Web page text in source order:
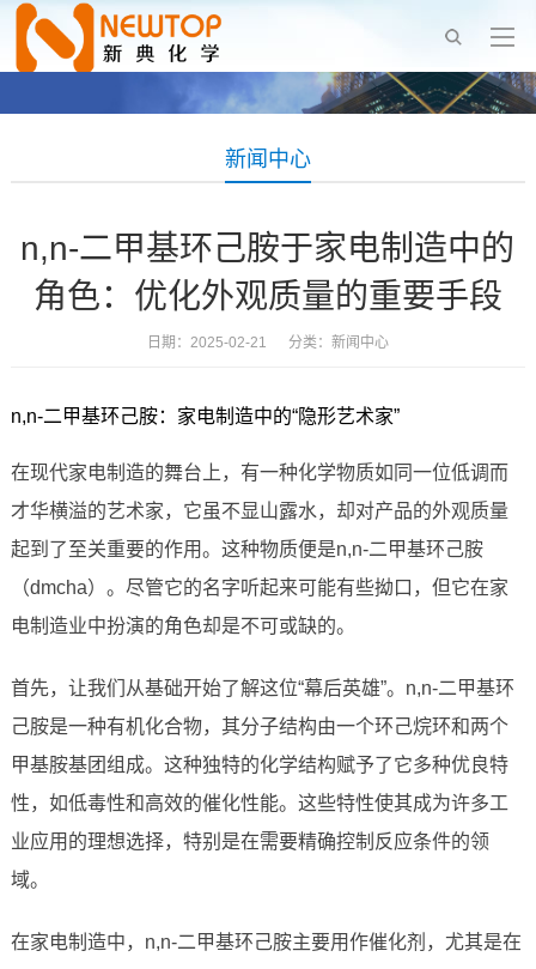
新闻中心
n,n-二甲基环己胺于家电制造中的
角色：优化外观质量的重要手段
日期：2025-02-21 分类： 新闻中心
n,n-二甲基环己胺：家电制造中的“隐形艺术家”
在现代家电制造的舞台上，有一种化学物质如同一位低调而
才华横溢的艺术家，它虽不显山露水，却对产品的外观质量
起到了至关重要的作用。这种物质便是n,n-二甲基环己胺
（dmcha）。尽管它的名字听起来可能有些拗口，但它在家
电制造业中扮演的角色却是不可或缺的。
首先，让我们从基础开始了解这位“幕后英雄”。n,n-二甲基环
己胺是一种有机化合物，其分子结构由一个环己烷环和两个
甲基胺基团组成。这种独特的化学结构赋予了它多种优良特
性，如低毒性和高效的催化性能。这些特性使其成为许多工
业应用的理想选择，特别是在需要精确控制反应条件的领
域。
在家电制造中，n,n-二甲基环己胺主要用作催化剂，尤其是在